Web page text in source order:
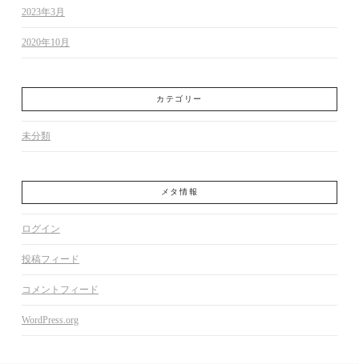
2023年3月
2020年10月
カテゴリー
未分類
メタ情報
ログイン
投稿フィード
コメントフィード
WordPress.org